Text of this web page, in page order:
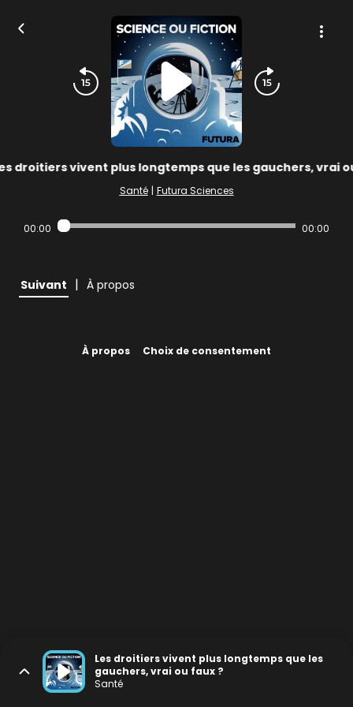
droitiers vivent plus longtemps que les gauchers, vrai
Santé | Futura Sciences
00:00 00:00
Suivant | À propos
À propos Choix de consentement
Les droitiers vivent plus longtemps que les
gauchers, vrai ou faux ?
Santé